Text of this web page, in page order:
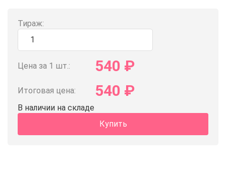
Тираж:
Цена за 1 шт.: 540 ₽
Итоговая цена: 540 ₽
В наличии на складе
Купить